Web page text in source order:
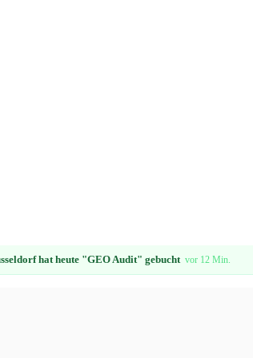
hat heute "GEO Audit" gebucht vor 12 Min.